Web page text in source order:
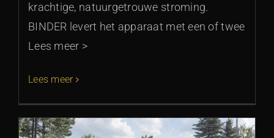
krachtige, natuurgetrouwe stroming.
BINDER levert het apparaat met een of twee
Lees meer >
Lees meer